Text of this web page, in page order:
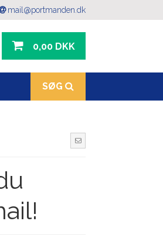
mail@portmanden.dk
0,00 DKK
SØG